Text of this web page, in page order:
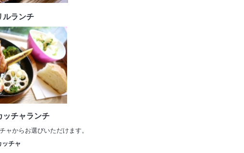
ルランチ
ッチャランチ
ャからお選びいただけます。
チャ